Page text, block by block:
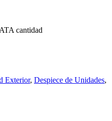
cantidad
Exterior, Despiece de Unidades,